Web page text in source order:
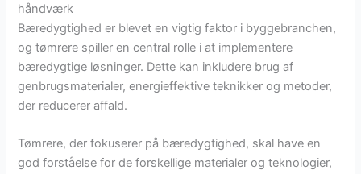
håndværk
Bæredygtighed er blevet en vigtig faktor i byggebranchen,
og tømrere spiller en central rolle i at implementere
bæredygtige løsninger. Dette kan inkludere brug af
genbrugsmaterialer, energieffektive teknikker og metoder,
der reducerer affald.
Tømrere, der fokuserer på bæredygtighed, skal have en
god forståelse for de forskellige materialer og teknologier,